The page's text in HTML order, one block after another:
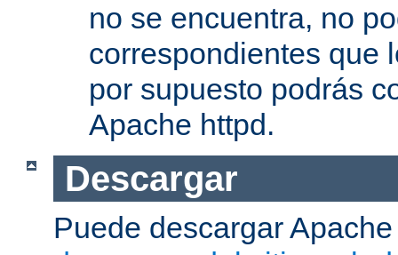
no se encuentra, no
correspondientes que
por supuesto podrás
Apache httpd.
Descargar
Puede descargar